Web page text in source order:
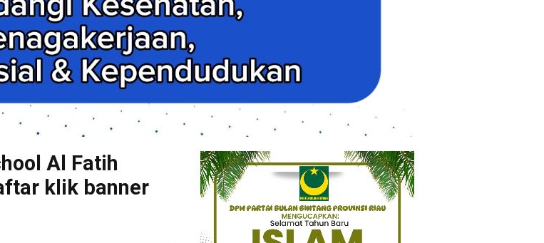
Al Fatih
klik banner